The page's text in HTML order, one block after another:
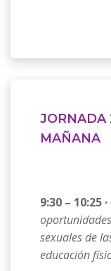
JORNADA
MAÑANA
9:30 – 10:25 ·
sexuales de
educación